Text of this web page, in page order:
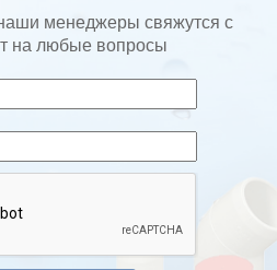
менеджеры свяжутся с
на любые вопросы